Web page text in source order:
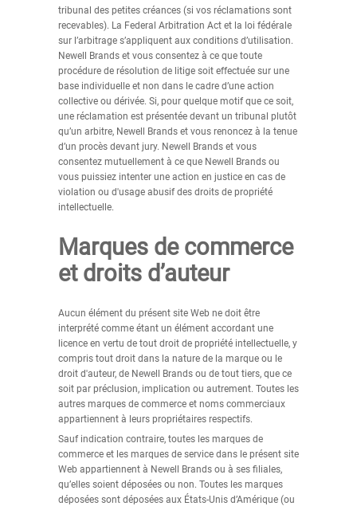
tribunal des petites créances (si vos réclamations sont
recevables). La Federal Arbitration Act et la loi fédérale
sur l’arbitrage s’appliquent aux conditions d’utilisation.
Newell Brands et vous consentez à ce que toute
procédure de résolution de litige soit effectuée sur une
base individuelle et non dans le cadre d’une action
collective ou dérivée. Si, pour quelque motif que ce soit,
une réclamation est présentée devant un tribunal plutôt
qu’un arbitre, Newell Brands et vous renoncez à la tenue
d’un procès devant jury. Newell Brands et vous
consentez mutuellement à ce que Newell Brands ou
vous puissiez intenter une action en justice en cas de
violation ou d'usage abusif des droits de propriété
intellectuelle.
Marques de commerce
et droits d’auteur
Aucun élément du présent site Web ne doit être
interprété comme étant un élément accordant une
licence en vertu de tout droit de propriété intellectuelle, y
compris tout droit dans la nature de la marque ou le
droit d'auteur, de Newell Brands ou de tout tiers, que ce
soit par préclusion, implication ou autrement. Toutes les
autres marques de commerce et noms commerciaux
appartiennent à leurs propriétaires respectifs.
Sauf indication contraire, toutes les marques de
commerce et les marques de service dans le présent site
Web appartiennent à Newell Brands ou à ses filiales,
qu’elles soient déposées ou non. Toutes les marques
déposées sont déposées aux États-Unis d’Amérique (ou